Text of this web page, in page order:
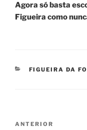
Agora só basta
Figueira como
CATEGORIAS
FIGUEIRA DA
Conteúdo
ANTERIOR